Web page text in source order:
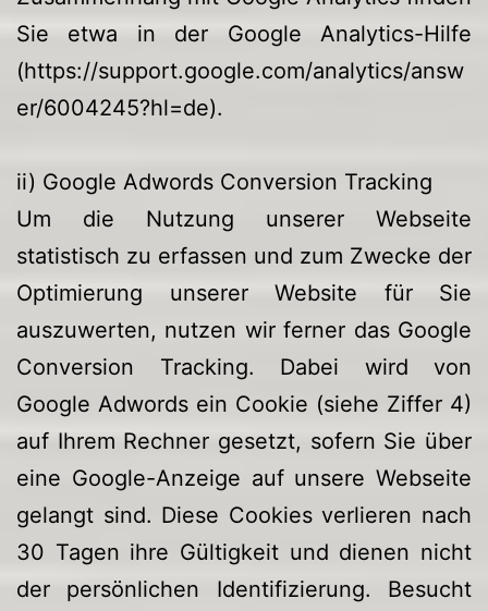
Sie etwa in der Google Analytics-Hilfe
(https://support.google.com/analytics/answ
er/6004245?hl=de).
ii) Google Adwords Conversion Tracking
Um die Nutzung unserer Webseite
statistisch zu erfassen und zum Zwecke der
Optimierung unserer Website für Sie
auszuwerten, nutzen wir ferner das Google
Conversion Tracking. Dabei wird von
Google Adwords ein Cookie (siehe Ziffer 4)
auf Ihrem Rechner gesetzt, sofern Sie über
eine Google-Anzeige auf unsere Webseite
gelangt sind. Diese Cookies verlieren nach
30 Tagen ihre Gültigkeit und dienen nicht
der persönlichen Identifizierung. Besucht